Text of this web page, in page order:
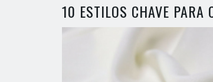
10 ESTILOS CHAVE PARA